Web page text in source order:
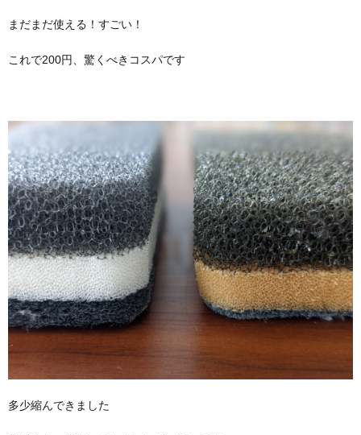
まだまだ使える！すごい！
これで200円、驚くべきコスパです
多少縮んできました